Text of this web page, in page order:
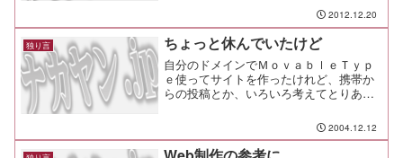
と距離が開いてしまった寂しさと、何や
らホッとした気持ちと。でも、これだけ
は言わせてもらおう。 本...
2012.12.20
独り言 ちょっと休んでいたけど
自分のドメインでＭｏｖａｂｌｅＴｙｐ
ｅ使ってサイトを作ったけれど、携帯か
らの投稿とか、いろいろ考えてとりあえ
2004.12.12